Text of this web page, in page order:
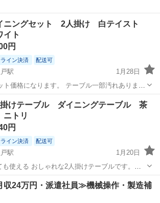
ニングセット 2人掛け 白テイスト
イト
円
イン決済 配送可
駅
1月28日
ます。 テーブル一部汚れありま
本八戸駅 ダイニングセット ダイニング
けテーブル ダイニングテーブル 茶
トリ
円
イン決済 配送可
駅
1月20日
使える おしゃれな2人掛けテーブルです。
八戸駅 ダイニングセット 茶色
24万円・派遣社員≫機械操作・製造補